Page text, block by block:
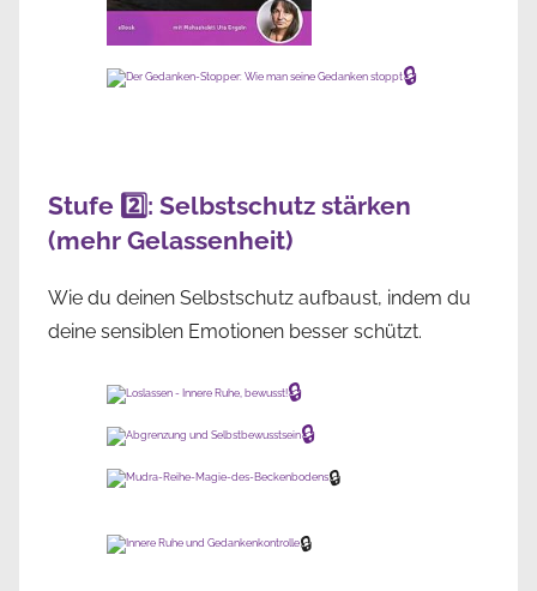
🔒
Stufe 2️⃣: Selbstschutz stärken
(mehr Gelassenheit)
Wie du deinen Selbstschutz aufbaust, indem du
deine sensiblen Emotionen besser schützt.
🔒
🔒
🔒
🔒